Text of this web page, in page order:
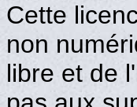
Cette
non
libre et de